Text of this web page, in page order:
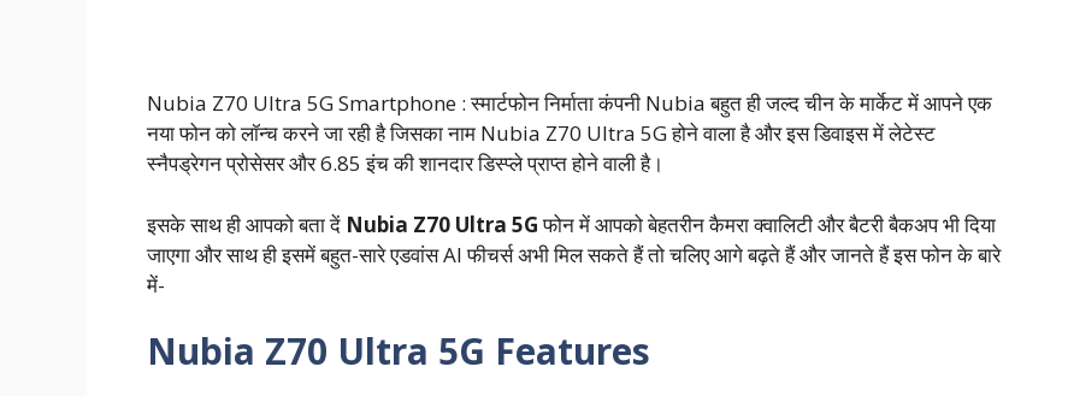
Nubia Z70 Ultra 5G Smartphone : स्मार्टफोन निर्माता कंपनी Nubia बहुत ही जल्द चीन के मार्केट में आपने एक
नया फोन को लॉन्च करने जा रही है जिसका नाम Nubia Z70 Ultra 5G होने वाला है और इस डिवाइस में लेटेस्ट
स्नैपड्रेगन प्रोसेसर और 6.85 इंच की शानदार डिस्प्ले प्राप्त होने वाली है।
इसके साथ ही आपको बता दें Nubia Z70 Ultra 5Gफोन में आपको बेहतरीन कैमरा क्वालिटी और बैटरी बैकअप भी दिया
जाएगा और साथ ही इसमें बहुत-सारे एडवांस AI फीचर्स अभी मिल सकते हैं तो चलिए आगे बढ़ते हैं और जानते हैं इस फोन के बारे
में-
Nubia Z70 Ultra 5G Features